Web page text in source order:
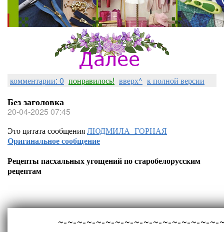
комментарии: 0 понравилось! вверх^ к полной версии
Без заголовка
20-04-2025 07:45
Это цитата сообщенияЛЮДМИЛА_ГОРНАЯ
Оригинальное сообщение
Рецепты пасхальных угощений по старобелорусским
рецептам
~-~-~-~-~-~-~-~-~-~-~-~-~-~-~-~-